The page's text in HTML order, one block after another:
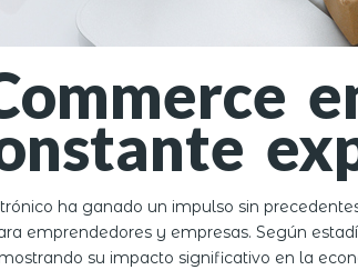
ha ganado un impulso sin
emprendedores y empresas. Según
su impacto significativo en la